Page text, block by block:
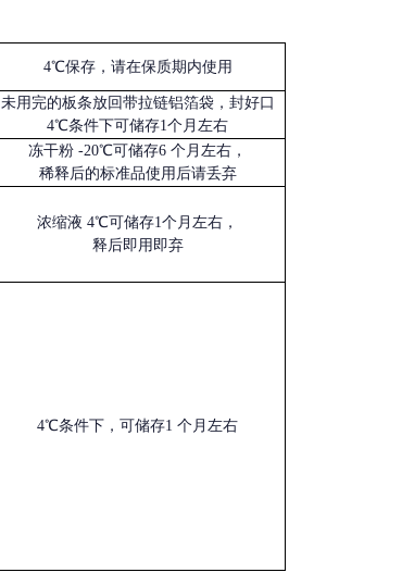
4℃保存，请在保质期内使用
未用完的板条放回带拉链铝箔袋，封好口
4℃条件下可储存1个月左右
冻干粉 -20℃可储存6 个月左右，
稀释后的标准品使用后请丢弃
浓缩液 4℃可储存1个月左右，
释后即用即弃
4℃条件下，可储存1 个月左右